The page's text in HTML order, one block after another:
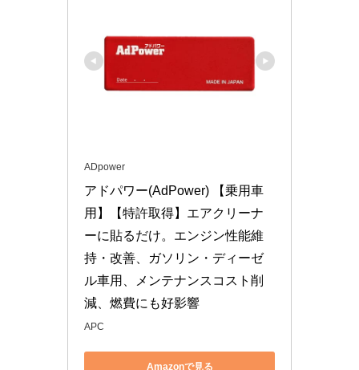
ADpower
アドパワー(AdPower) 【乗用車
用】【特許取得】エアクリーナ
ーに貼るだけ。エンジン性能維
持・改善、ガソリン・ディーゼ
ル車用、メンテナンスコスト削
減、燃費にも好影響
APC
Amazonで見る